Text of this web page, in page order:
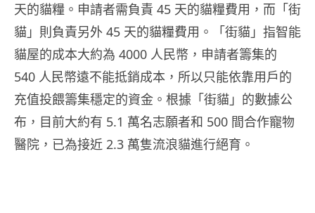
天的貓糧。申請者需負責 45 天的貓糧費用，而「街
貓」則負責另外 45 天的貓糧費用。「街貓」指智能
貓屋的成本大約為 4000 人民幣，申請者籌集的
540 人民幣遠不能抵銷成本，所以只能依靠用戶的
充值投餵籌集穩定的資金。根據「街貓」的數據公
布，目前大約有 5.1 萬名志願者和 500 間合作寵物
醫院，已為接近 2.3 萬隻流浪貓進行絕育。